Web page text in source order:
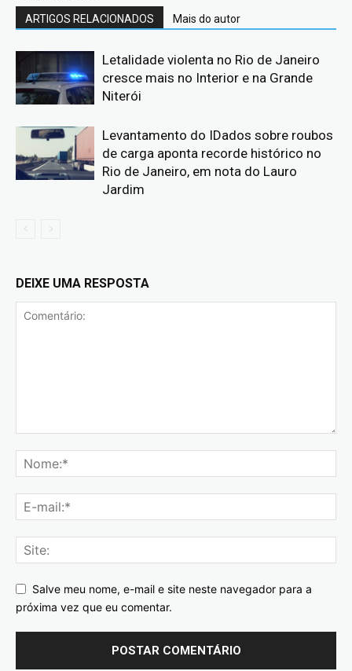
ARTIGOS RELACIONADOS Mais do autor
Letalidade violenta no Rio de Janeiro
cresce mais no Interior e na Grande
Niterói
Levantamento do IDados sobre roubos
de carga aponta recorde histórico no
Rio de Janeiro, em nota do Lauro
Jardim
DEIXE UMA RESPOSTA
Salve meu nome, e-mail e site neste navegador para a
próxima vez que eu comentar.